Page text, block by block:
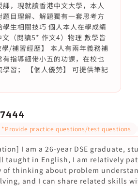
課，現就讀香港中文大學，本人
題目理解、解題獨有一套思考方
學生相關技巧 個人本人在學成績
文（閱讀5* 作文4）物理 數學皆
/補習經歷】 本人有兩年義務補
有指導細佬小五的功課，在校也
學習； 【個人優勢】 可提供筆記
*Provide practice questions/test questions
I am a 26-year DSE graduate,
taught in English, I am relatively
of thinking about problem
and I can share related skills